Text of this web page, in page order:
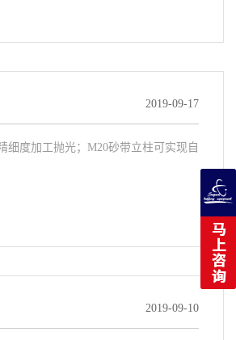
2019-09-17
度加工抛光；M20砂带立柱可实现自
2019-09-10